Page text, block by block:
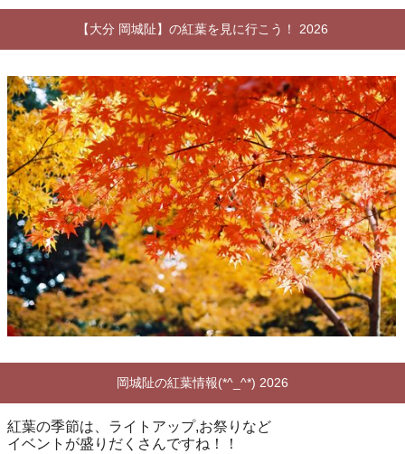
【大分 岡城阯】の紅葉を見に行こう！ 2026
岡城阯の紅葉情報(*^_^*) 2026
紅葉の季節は、ライトアップ,お祭りなど
イベントが盛りだくさんですね！！